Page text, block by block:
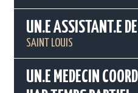
UN.E ASSISTANT.E
SAINT LOUIS
UN.E MEDECIN